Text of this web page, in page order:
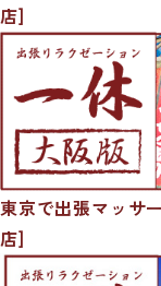
店]
東京で出張マッサ
店]